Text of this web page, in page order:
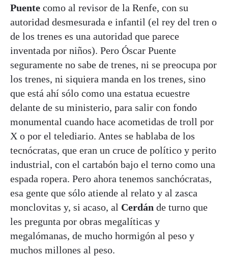
Puente como al revisor de la Renfe, con su
autoridad desmesurada e infantil (el rey del tren o
de los trenes es una autoridad que parece
inventada por niños). Pero Óscar Puente
seguramente no sabe de trenes, ni se preocupa por
los trenes, ni siquiera manda en los trenes, sino
que está ahí sólo como una estatua ecuestre
delante de su ministerio, para salir con fondo
monumental cuando hace acometidas de troll por
X o por el telediario. Antes se hablaba de los
tecnócratas, que eran un cruce de político y perito
industrial, con el cartabón bajo el terno como una
espada ropera. Pero ahora tenemos sanchócratas,
esa gente que sólo atiende al relato y al zasca
monclovitas y, si acaso, al Cerdán de turno que
les pregunta por obras megalíticas y
megalómanas, de mucho hormigón al peso y
muchos millones al peso.